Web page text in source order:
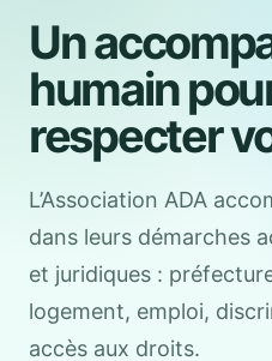
Un
humain
respecter
L’Association ADA
dans leurs démarches
et juridiques :
logement, emploi,
accès aux droits.